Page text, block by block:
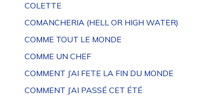
COLETTE
COMANCHERIA (HELL OR HIGH WATER)
COMME TOUT LE MONDE
COMME UN CHEF
COMMENT J’AI FETE LA FIN DU MONDE
COMMENT J’AI PASSÉ CET ÉTÉ